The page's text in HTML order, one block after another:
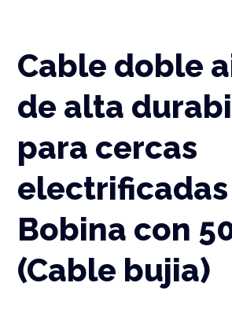
Cable doble
de alta
para cercas
electrificadas
Bobina con
(Cable bujia)